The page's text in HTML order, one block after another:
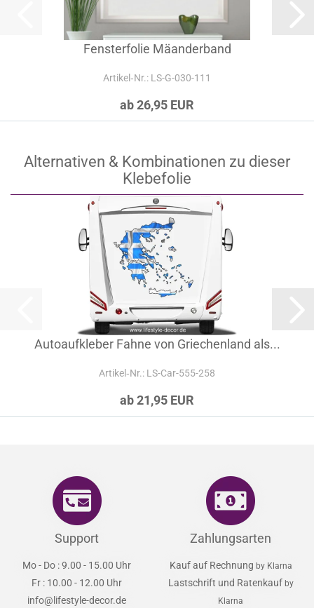
Fensterfolie Mäanderband
Artikel‑Nr.: LS-G-030-111
ab 26,95 EUR
Alternativen & Kombinationen zu dieser
Klebefolie
Autoaufkleber Fahne von Griechenland als...
Artikel‑Nr.: LS-Car-555-258
ab 21,95 EUR
Support
Mo - Do : 9.00 - 15.00 Uhr
Fr : 10.00 - 12.00 Uhr
info@lifestyle-decor.de
Zahlungsarten
Kauf auf Rechnung by Klarna
Lastschrift und Ratenkauf by
Klarna